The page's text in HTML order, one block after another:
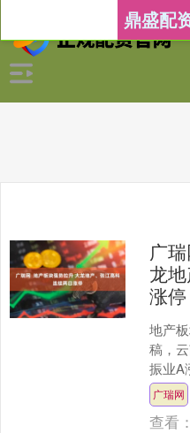
鼎盛配
广
龙
涨停
地产
稿，
振业A
均连
以来，
广瑞网
查看：